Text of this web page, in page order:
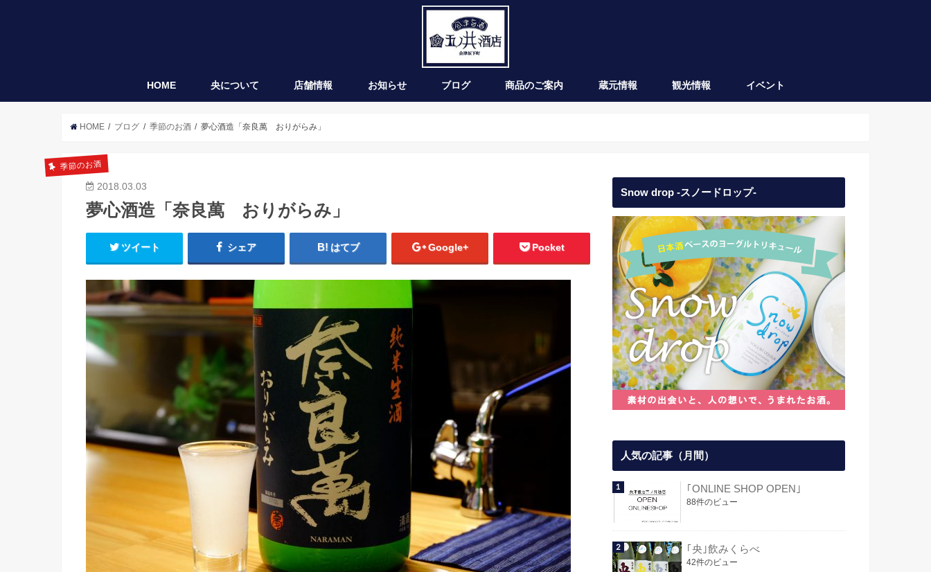
HOME 央について 店舗情報 お知らせ ブログ 商品のご案内 蔵元情報 観光情報 イベント
HOME ブログ 季節のお酒 夢心酒造「奈良萬 おりがらみ」
季節のお酒
2018.03.03
夢心酒造「奈良萬 おりがらみ」
ツイート シェア はてブ Google+ Pocket
Snow drop -スノードロップ-
人気の記事（月間）
｢ONLINE SHOP OPEN｣
88件のビュー
｢央｣飲みくらべ
42件のビュー